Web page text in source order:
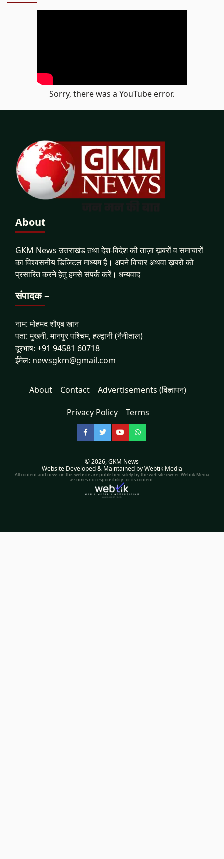
Sorry, there was a YouTube error.
About
GKM News उत्तराखंड तथा देश-विदेश की ताज़ा ख़बरों व समाचारों
का विश्वसनीय डिजिटल माध्यम है। अपने विचार अथवा ख़बरों को
प्रसारित करने हेतु हमसे संपर्क करें। धन्यवाद
संपादक –
नाम: मोहमद शौएब खान
पता: मुखनी, मानपुर पश्चिम, हल्द्वानी (नैनीताल)
दूरभाष: +91 94581 60718
ईमेल: newsgkm@gmail.com
About Contact Advertisements (विज्ञापन)
Privacy Policy Terms
Facebook
TwitterYouTubeWhatsApp
© 2026,GKM News
Website Developed & Maintained by Webtik Media
All content and news on this website are published solely by the website owner. Webtik Media
assumes no responsibility for its content.